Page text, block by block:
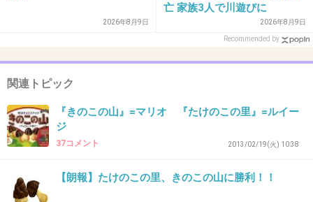
フジモンかと思った(笑)
37. 匿名2013/12/31(火) 10:39:45
たけのこのほうが好き♪
2026年8月9日
亡 家族3人で川遊びに
2026年8月9日
Recommended by
関連トピック
『きのこの山』=マリオ 『たけのこの里』=ルイー
ジ
37コメント 2013/02/19(火) 10:38
【朗報】たけのこの里、きのこの山に勝利！！